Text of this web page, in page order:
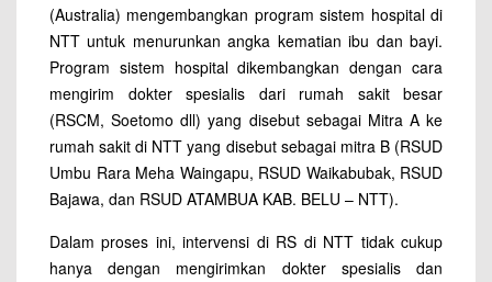
(Australia) mengembangkan program sistem hospital di
NTT untuk menurunkan angka kematian ibu dan bayi.
Program sistem hospital dikembangkan dengan cara
mengirim dokter spesialis dari rumah sakit besar
(RSCM, Soetomo dll) yang disebut sebagai Mitra A ke
rumah sakit di NTT yang disebut sebagai mitra B (RSUD
Umbu Rara Meha Waingapu, RSUD Waikabubak, RSUD
Bajawa, dan RSUD ATAMBUA KAB. BELU – NTT).
Dalam proses ini, intervensi di RS di NTT tidak cukup
hanya dengan mengirimkan dokter spesialis dan